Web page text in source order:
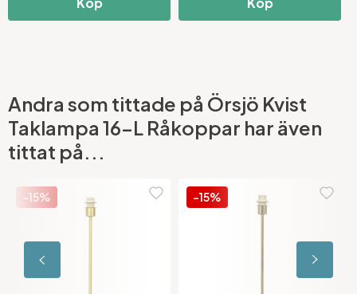
Andra som tittade på Örsjö Kvist
Taklampa 16-L Råkoppar har även
tittat på...
-15% -15%